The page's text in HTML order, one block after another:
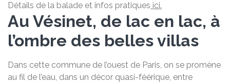
Détails de la balade et infos pratiques ici.
Au Vésinet, de lac en lac, à
l’ombre des belles villas
Dans cette commune de l’ouest de Paris, on se promène
au fil de l’eau, dans un décor quasi-féérique, entre